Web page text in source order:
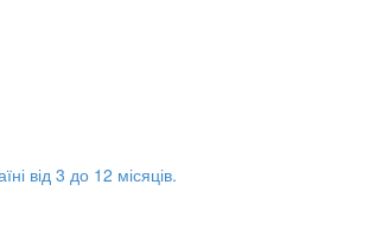
від 3 до 12 місяців.